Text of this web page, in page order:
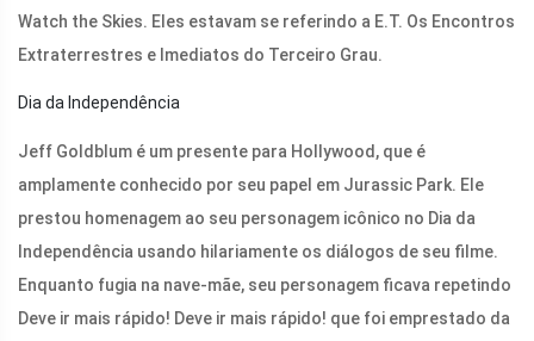
Watch the Skies. Eles estavam se referindo a E.T. Os Encontros
Extraterrestres e Imediatos do Terceiro Grau.
Dia da Independência
Jeff Goldblum é um presente para Hollywood, que é
amplamente conhecido por seu papel em Jurassic Park. Ele
prestou homenagem ao seu personagem icônico no Dia da
Independência usando hilariamente os diálogos de seu filme.
Enquanto fugia na nave-mãe, seu personagem ficava repetindo
Deve ir mais rápido! Deve ir mais rápido! que foi emprestado da